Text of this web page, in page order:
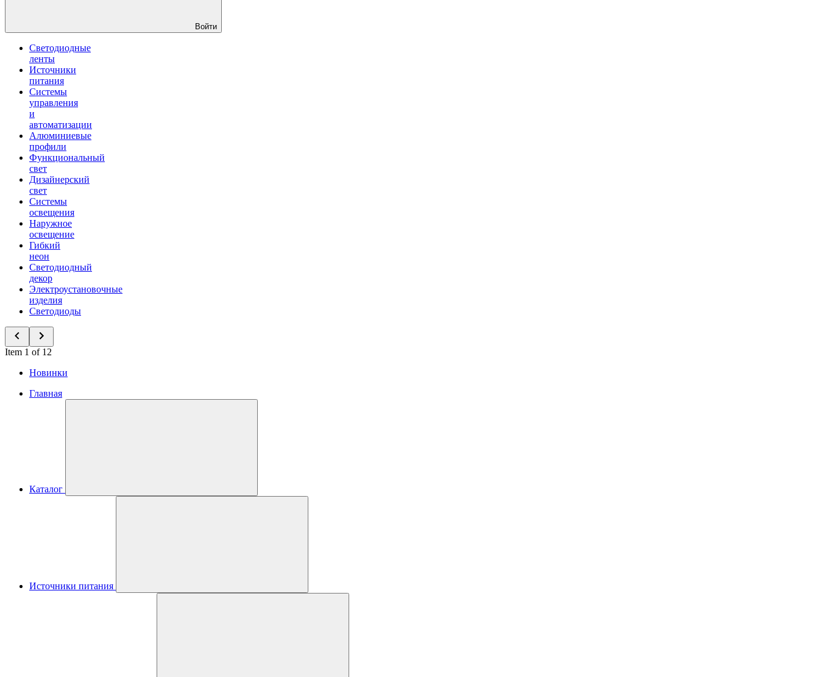
Войти
Светодиодные
ленты
Источники
питания
Системы
управления
и
автоматизации
Алюминиевые
профили
Функциональный
свет
Дизайнерский
свет
Системы
освещения
Наружное
освещение
Гибкий
неон
Светодиодный
декор
Электроустановочные
изделия
Светодиоды
Item 1 of 12
Новинки
Главная
Каталог
Источники питания